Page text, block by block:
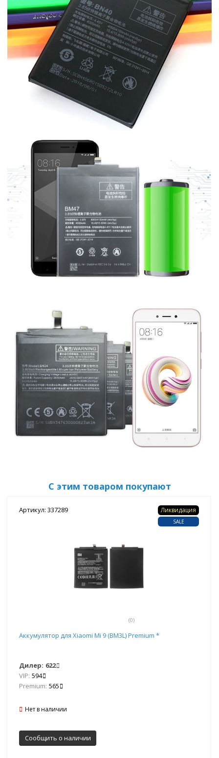
С этим товаром покупают
Артикул: 337289
(0)
Ликвидация
SALE
Аккумулятор для Xiaomi Mi 9 (BM3L) Premium *
Дилер: 622
VIP: 594
Premium: 565
Нет в наличии
Сообщить о наличии